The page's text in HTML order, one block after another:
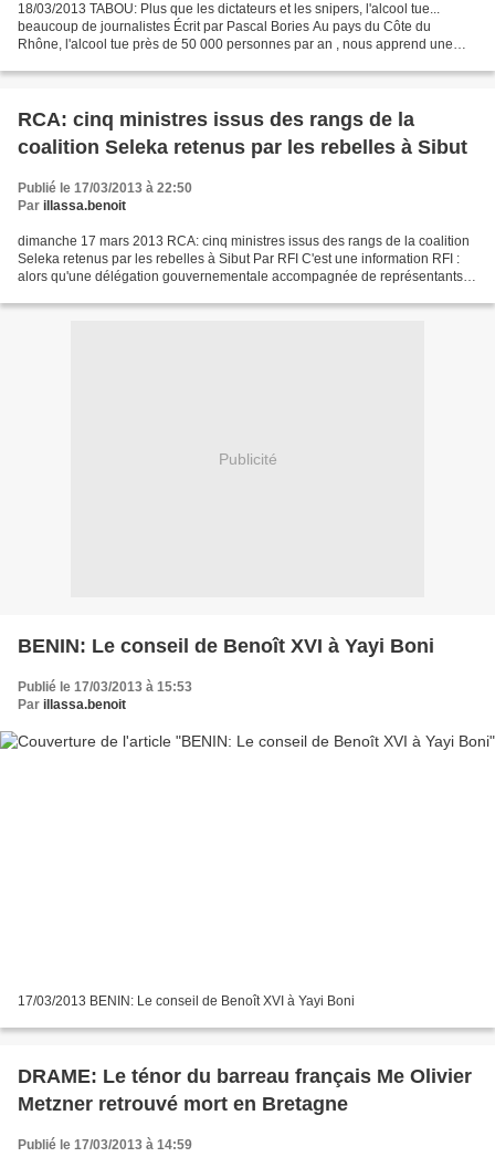
18/03/2013 TABOU: Plus que les dictateurs et les snipers, l'alcool tue...
beaucoup de journalistes Écrit par Pascal Bories Au pays du Côte du
Rhône, l'alcool tue près de 50 000 personnes par an , nous apprend une
RCA: cinq ministres issus des rangs de la
coalition Seleka retenus par les rebelles à Sibut
Publié le 17/03/2013 à 22:50
Par illassa.benoit
dimanche 17 mars 2013 RCA: cinq ministres issus des rangs de la coalition
Seleka retenus par les rebelles à Sibut Par RFI C'est une information RFI :
alors qu'une délégation gouvernementale accompagnée de représentants
Publicité
BENIN: Le conseil de Benoît XVI à Yayi Boni
Publié le 17/03/2013 à 15:53
Par illassa.benoit
17/03/2013 BENIN: Le conseil de Benoît XVI à Yayi Boni
DRAME: Le ténor du barreau français Me Olivier
Metzner retrouvé mort en Bretagne
Publié le 17/03/2013 à 14:59